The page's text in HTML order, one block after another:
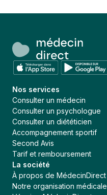
Nos services
Consulter un médecin
Consulter un psychologue
Consulter un diététicien
Accompagnement sportif
Second Avis
Tarif et remboursement
La société
À propos de MédecinDirect
Notre organisation médicale